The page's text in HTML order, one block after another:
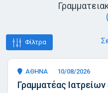
Φίλτρα
ΑΘΗΝΑ 10/08/2026
Γραμματέας